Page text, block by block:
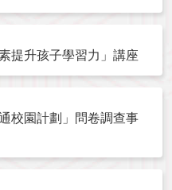
提升孩子學習力」講座
校園計劃」問卷調查事